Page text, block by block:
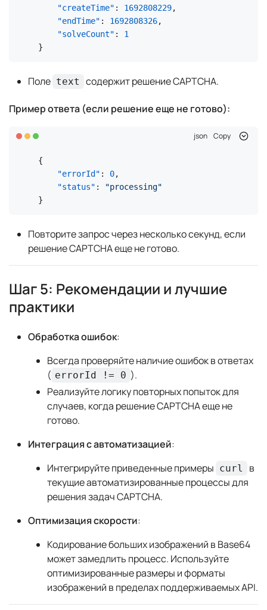
"createTime" : 1692808229,
"endTime" : 1692808326,
"solveCount" :
1
}
Поле text содержит решение CAPTCHA.
Пример ответа (если решение еще не готово):
json Copy
{
"errorId" : 0,
"status" :
"processing"
}
Повторите запрос через несколько секунд, если
решение CAPTCHA еще не готово.
Шаг 5: Рекомендации и лучшие
практики
Обработка ошибок:
Всегда проверяйте наличие ошибок в ответах
( errorId != 0 ).
Реализуйте логику повторных попыток для
случаев, когда решение CAPTCHA еще не
готово.
Интеграция с автоматизацией:
Интегрируйте приведенные примеры curl
в
текущие автоматизированные процессы для
решения задач CAPTCHA.
Оптимизация скорости:
Кодирование больших изображений в Base64
может замедлить процесс. Используйте
оптимизированные размеры и форматы
изображений в пределах поддерживаемых API.